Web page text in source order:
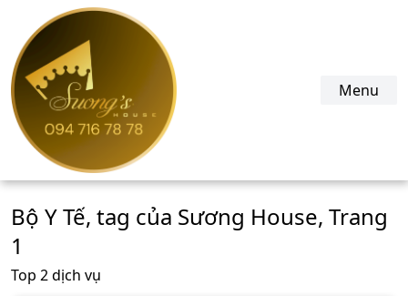
suonghouse.com
Menu
Bộ Y Tế, tag của Sương House, Trang
1
Top 2 dịch vụ